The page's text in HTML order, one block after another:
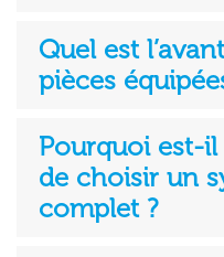
Quel est
pièces
Pourquoi est-
de choisir un
complet ?